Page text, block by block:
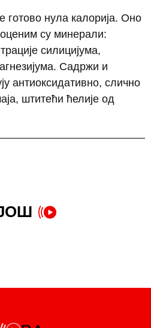
готово нула калорија. Оно
су минерали:
силицијума,
Садржи и
антиоксидативно, слично
штитећи ћелије од